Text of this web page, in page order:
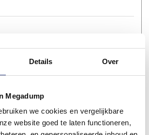
Details Over
Megadump
we cookies en vergelijkbare
website goed te laten functioneren,